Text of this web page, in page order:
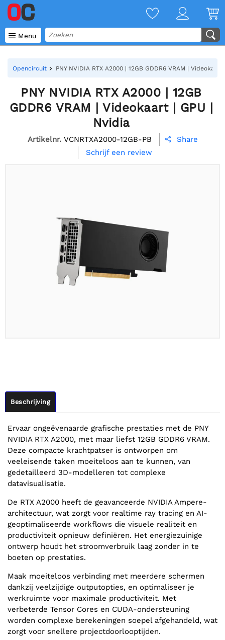
 Menu
Opencircuit PNY NVIDIA RTX A2000 | 12GB GDDR6 VRAM |
PNY NVIDIA RTX A2000 | 12GB
GDDR6 VRAM | Videokaart | GPU |
Nvidia
Artikelnr. VCNRTXA2000-12GB-PB 
Share
Schrijf een review
Beschrijving
Ervaar ongeëvenaarde grafische prestaties met de PNY
NVIDIA RTX A2000, met maar liefst 12GB GDDR6 VRAM.
Deze compacte krachtpatser is ontworpen om
veeleisende taken moeiteloos aan te kunnen, van
gedetailleerd 3D-modelleren tot complexe
datavisualisatie.
De RTX A2000 heeft de geavanceerde NVIDIA Ampere-
architectuur, wat zorgt voor realtime ray tracing en AI-
geoptimaliseerde workflows die visuele realiteit en
productiviteit opnieuw definiëren. Het energiezuinige
ontwerp houdt het stroomverbruik laag zonder in te
boeten op prestaties.
Maak moeiteloos verbinding met meerdere schermen
dankzij veelzijdige outputopties, en optimaliseer je
werkruimte voor maximale productiviteit. Met
verbeterde Tensor Cores en CUDA-ondersteuning
worden complexe berekeningen soepel afgehandeld, wat
zorgt voor snellere projectdoorlooptijden.